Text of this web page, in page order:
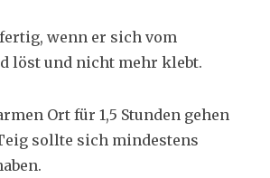
wenn er sich vom
löst und nicht mehr klebt.
Ort für 1,5 Stunden gehen
sollte sich mindestens